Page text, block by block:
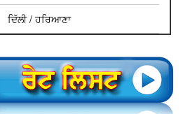
ਦਿੱਲੀ / ਹਰਿਆਣਾ